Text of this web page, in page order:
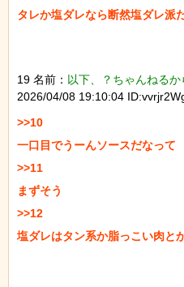
タレか塩ダレなら断然塩ダレ派
19 名前： 以下、？ちゃんねる
2026/04/08 19:10:04
>>10
一口目でうーんソースだなって
>>11
まずそう
>>12
塩ダレはタン系か脂っこい肉と